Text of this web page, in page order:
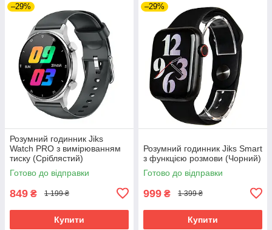
–29%
Розумний годинник Jiks
Watch PRO з вимірюванням
тиску (Сріблястий)
Готово до відправки
849 ₴ 1 199 ₴
Купити
–29%
Розумний годинник Jiks Smart
з функцією розмови (Чорний)
Готово до відправки
999 ₴ 1 399 ₴
Купити